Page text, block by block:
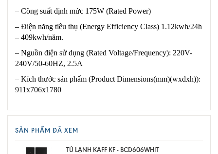
– Công suất định mức 175W (Rated Power)
– Điện năng tiêu thụ (Energy Efficiency Class) 1.12kwh/24h
– 409kwh/năm.
– Nguồn điện sử dụng (Rated Voltage/Frequency): 220V-
240V/50-60HZ, 2.5A
– Kích thước sản phẩm (Product Dimensions(mm)(wxdxh)):
911x706x1780
SẢN PHẨM ĐÃ XEM
TỦ LẠNH KAFF KF - BCD606WHIT